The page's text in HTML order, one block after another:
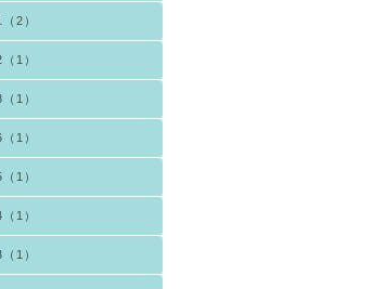
2）
1）
1）
1）
1）
1）
1）